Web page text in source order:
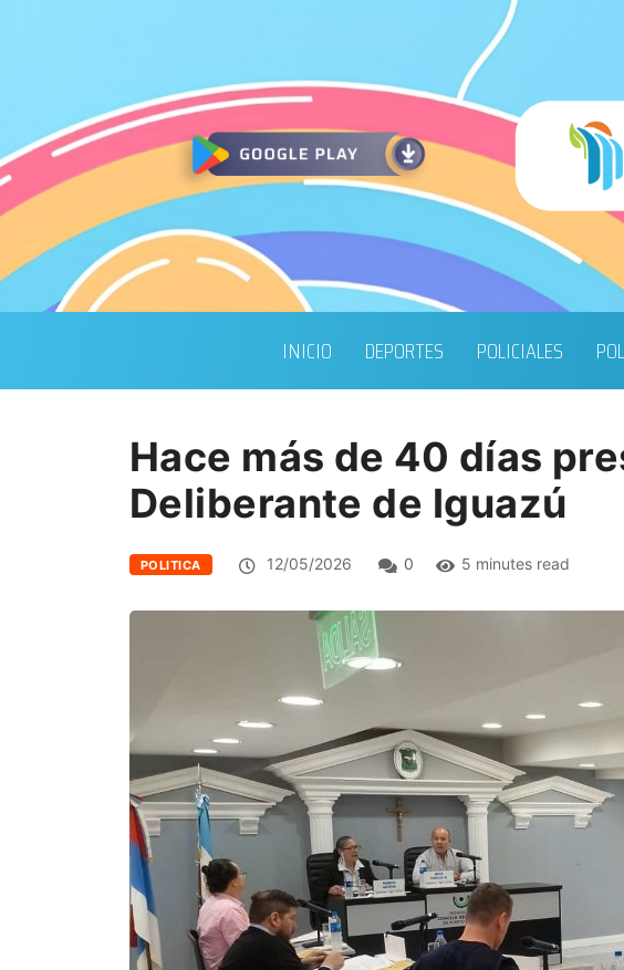
INICIO DEPORTES POLICIALES
Hace más de 40 días
Deliberante de Iguazú
POLITICA 12/05/2026 0 5 minutes read